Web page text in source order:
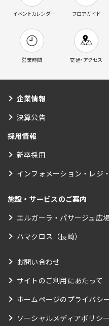
イベントカレンダー フロアガイド
営業時間 交通・アクセス
企業情報
決算公告
採用情報
新卒採用
インフォメーション・レジ
施設・サービスのご案内
エルガーラ・パサージュ広
ハマクロス（長崎）
お問い合わせ
サイトのご利用にあたって
ホームページのプライバシ
ソーシャルメディアポリシー